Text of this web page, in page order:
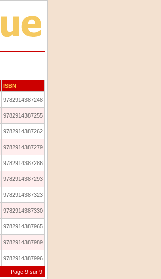
ISBN
9782914387248
9782914387255
9782914387262
9782914387279
9782914387286
9782914387293
9782914387323
9782914387330
9782914387965
9782914387989
9782914387996
Page 9 sur 9